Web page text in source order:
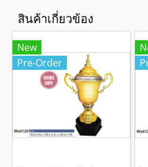
สินค้าเกี่ยวข้อง
New
Pre-Order